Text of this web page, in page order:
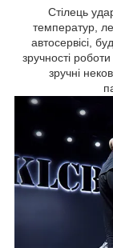
Стілець
температур,
автосервісі,
зручності
зручні